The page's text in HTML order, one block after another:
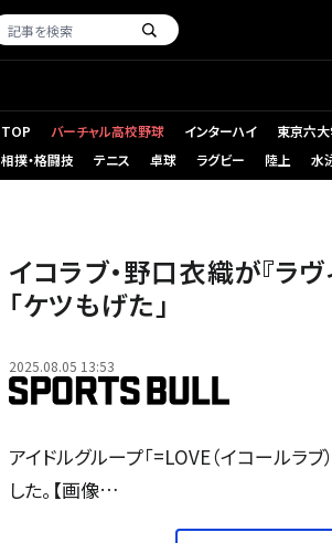
TOP バーチャル高校野球 インターハイ 東京六
相撲・格闘技
テニス 卓球 ラグビー 陸上 水
イコラブ・野口衣織が『ラ
「ケツもげた」
2025.08.05 13:53
アイドルグループ「=LOVE（イコールラ
した。【画像…